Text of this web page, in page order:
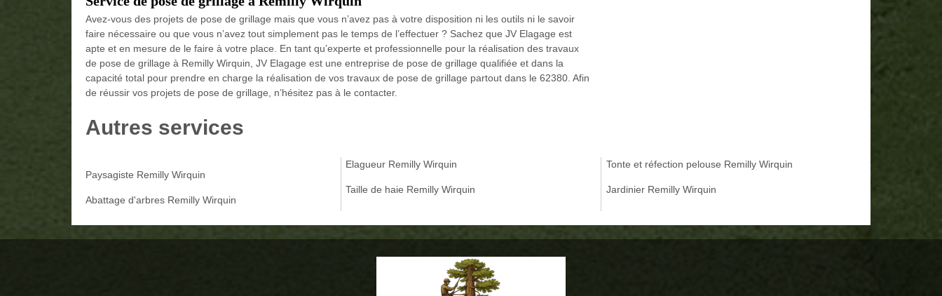
Avez-vous des projets de pose de grillage mais que vous n’avez pas à votre disposition ni les outils ni le savoir
faire nécessaire ou que vous n’avez tout simplement pas le temps de l’effectuer ? Sachez que JV Elagage est
apte et en mesure de le faire à votre place. En tant qu’experte et professionnelle pour la réalisation des travaux
de pose de grillage à Remilly Wirquin, JV Elagage est une entreprise de pose de grillage qualifiée et dans la
capacité total pour prendre en charge la réalisation de vos travaux de pose de grillage partout dans le 62380. Afin
de réussir vos projets de pose de grillage, n’hésitez pas à le contacter.
Autres services
Paysagiste Remilly Wirquin
Abattage d'arbres Remilly Wirquin
Elagueur Remilly Wirquin
Taille de haie Remilly Wirquin
Tonte et réfection pelouse Remilly Wirquin
Jardinier Remilly Wirquin